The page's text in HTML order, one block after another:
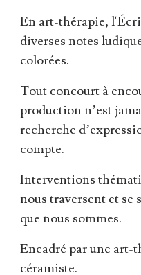
En art-thérapie,
diverses notes
colorées.
Tout concourt à
production n’est
recherche
compte.
Interventions
nous traversent et se
que nous sommes.
Encadré par une art-
céramiste.